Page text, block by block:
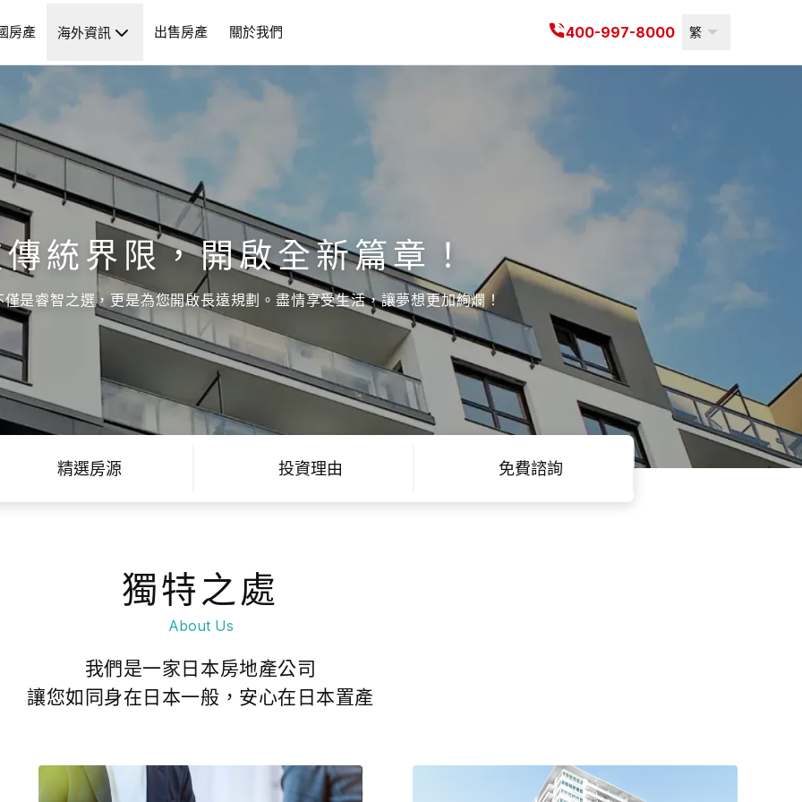
房產 海外資訊 出售房產 關於我們 400-997-8000 繁
統界限，開啟全新篇章！
是睿智之選，更是為您開啟長遠規劃。盡情享受生活，讓夢想更加絢爛！
精選房源 投資理由 免費諮詢
獨特之處
About Us
我們是一家日本房地產公司
讓您如同身在日本一般，安心在日本置產